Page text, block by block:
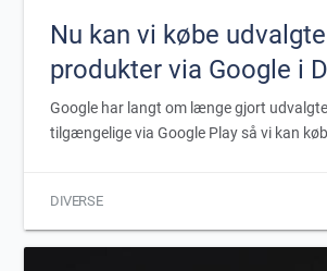
Nu kan vi købe udvalgte
produkter via Google i
Google har langt om længe gjort
tilgængelige via Google Play så vi kan
DIVERSE